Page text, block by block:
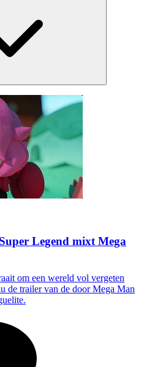
Legend mixt Mega
om een wereld vol vergeten
de trailer van de door Mega Man